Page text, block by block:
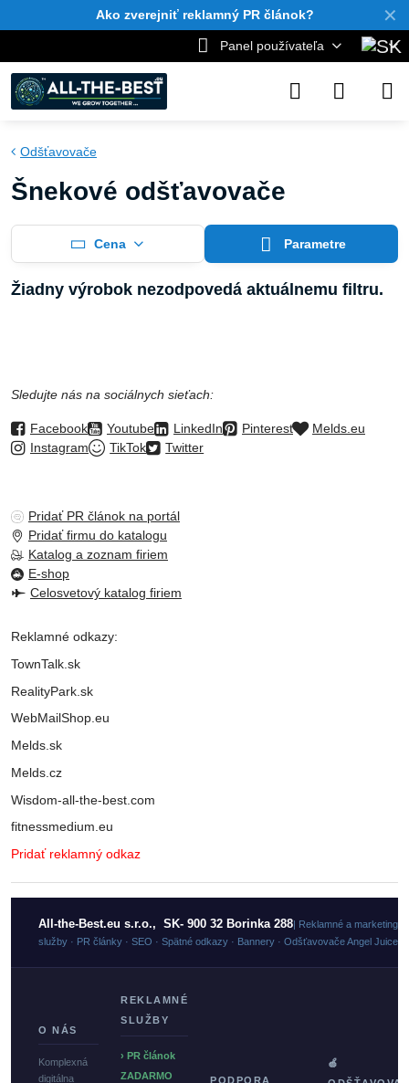
✕
Ako zverejniť reklamný PR článok?
Panel používateľa
Odšťavovače
Šnekové odšťavovače
Cena Parametre
Sledujte nás na sociálnych sieťach:
Facebook Youtube LinkedIn Pinterest
Melds.eu
Instagram
TikTok Twitter
Pridať PR článok na portál
Pridať firmu do katalogu
Katalog a zoznam firiem
E-shop
Celosvetový katalog firiem
Reklamné odkazy:
TownTalk.sk
RealityPark.sk
WebMailShop.eu
Melds.sk
Melds.cz
Wisdom-all-the-best.com
fitnessmedium.eu
Pridať reklamný odkaz
All-the-Best.eu s.r.o., SK- 900 32 Borinka 288| Reklamné a
služby · PR články · SEO · Spätné odkazy · Bannery · Odšťavovače Angel Juicer
O NÁS
Komplexná
digitálna
REKLAMNÉ
SLUŽBY
› PR článok
ZADARMO
PODPORA
🍏